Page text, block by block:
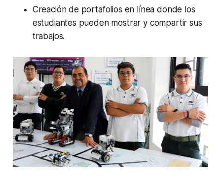
Creación de portafolios en línea donde los
estudiantes pueden mostrar y compartir sus
trabajos.